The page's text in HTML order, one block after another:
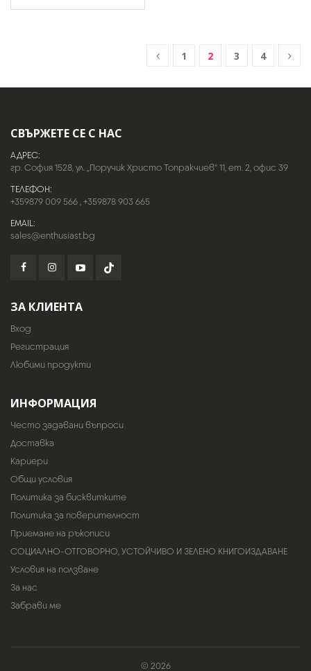
1 2 3 4
СВЪРЖЕТЕ СЕ С НАС
АДРЕС:
гр. София 1528, ул. „Поручик Христо Топракчиев“ 11, ет. 2, офис 39
ТЕЛЕФОН:
+359879 009 566,+359878 903 665
EMAIL:
sales@enthusiast.bg
ЗА КЛИЕНТА
Вход
Регистрация
Любими продукти
ИНФОРМАЦИЯ
Често задавани въпроси
Доставка
Кариери
Общи условия
Политика за бисквитките
Политика за поверителност
Приемане на ръкописи
СОЦИАЛНО-ОТГОВОРНО, УСТОЙЧИВО И ЗЕЛЕНО КНИГОИЗДАВАНЕ
Условия на ползване
За нас
Забрави ме
© 2026